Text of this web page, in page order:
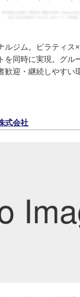
ルジム。ピラティス
を同時に実現。グル
歓迎・継続しやすい
式会社